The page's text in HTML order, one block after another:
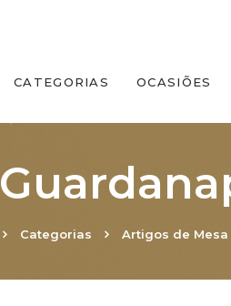
CATEGORIAS OCASIÕES
Categorias Artigos de Mesa